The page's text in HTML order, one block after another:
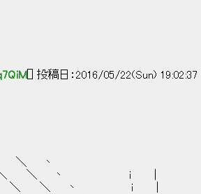
[] 投稿日：2016/05/22(Sun) 19:02:37
＼ 丶
丶 i |
＼ 丶 i |